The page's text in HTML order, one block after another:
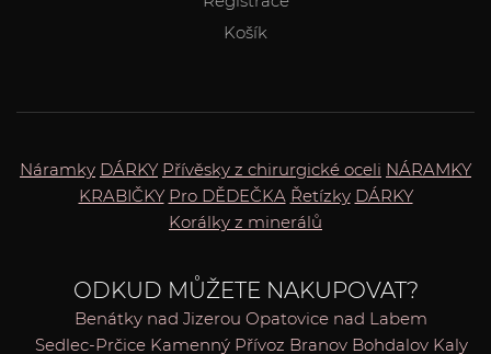
Košík
Náramky DÁRKY Přívěsky z chirurgické oceli NÁRAMKY
KRABIČKY Pro DĚDEČKA Řetízky DÁRKY
Korálky z minerálů
ODKUD MŮŽETE NAKUPOVAT?
Benátky nad Jizerou Opatovice nad Labem
Sedlec-Prčice Kamenný Přívoz Branov Bohdalov Kaly